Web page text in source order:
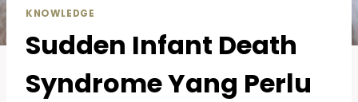
KNOWLEDGE
Sudden Infant Death
Syndrome Yang Perlu